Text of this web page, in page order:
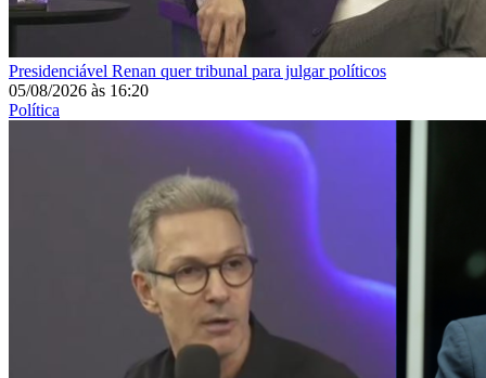
Presidenciável Renan quer tribunal para julgar políticos
05/08/2026 às 16:20
Política